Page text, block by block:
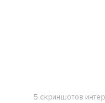
5 скриншотов